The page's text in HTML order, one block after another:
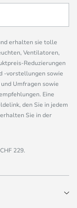
erhalten sie tolle
Ventilatoren,
Reduzierungen
-vorstellungen sowie
Umfragen sowie
Eine
den Sie in jedem
Sie in der
229.